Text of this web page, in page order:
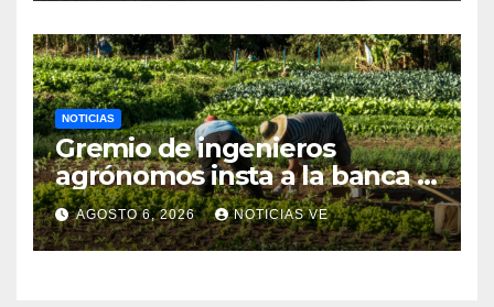
NOTICIAS
Gremio de ingenieros
agrónomos insta a la banca a
financiar la agricultura
familiar
AGOSTO 6, 2026 NOTICIAS VE